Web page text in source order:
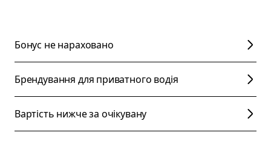
Бонус не нараховано
Брендування для приватного водія
Вартість нижче за очікувану